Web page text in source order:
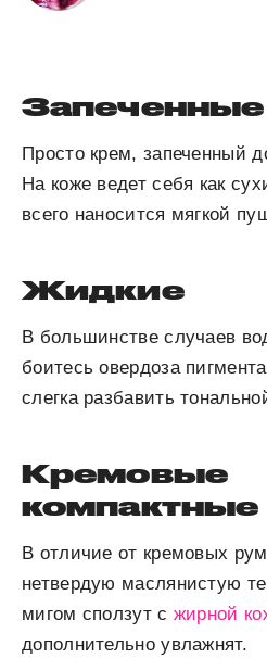
Запеченные
Просто крем, запеченный
На коже ведет себя как
всего наносится мягкой
Жидкие
В большинстве случаев
боитесь овердоза
слегка разбавить
Кремовые
компактные
В отличие от кремовых
нетвердую маслянистую
мигом сползут с жирной
дополнительно увлажнят.